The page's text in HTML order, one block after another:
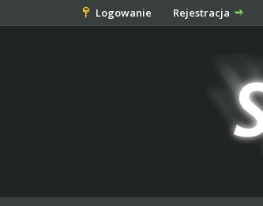
Logowanie Rejestracja